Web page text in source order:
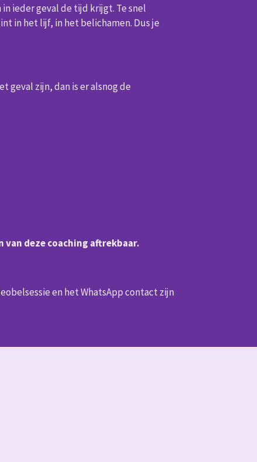
ieder geval de tijd krijgt. Te snel
in het lijf, in het belichamen. Dus je
geval zijn, dan is er alsnog de
deze coaching aftrekbaar.
en het WhatsApp contact zijn